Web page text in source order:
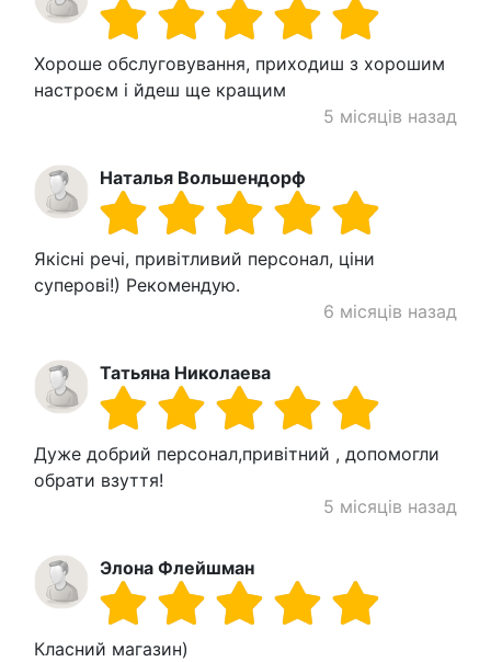
Хороше обслуговування, приходиш з хорошим
настроєм і йдеш ще кращим
5 місяців назад
Наталья Вольшендорф
Якісні речі, привітливий персонал, ціни
суперові!) Рекомендую.
6 місяців назад
Татьяна Николаева
Дуже добрий персонал,привітний , допомогли
обрати взуття!
5 місяців назад
Элона Флейшман
Класний магазин)